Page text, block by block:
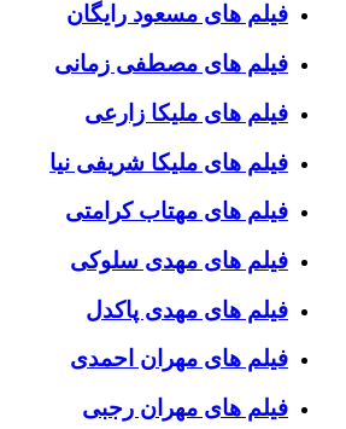
فیلم های مسعود رایگان
فیلم های مصطفی زمانی
فیلم های ملیکا زارعی
فیلم های ملیکا شریفی نیا
فیلم های مهتاب کرامتی
فیلم های مهدی سلوکی
فیلم های مهدی پاکدل
فیلم های مهران احمدی
فیلم های مهران رجبی